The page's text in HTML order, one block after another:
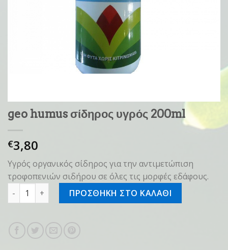
geo humus σίδηρος υγρός 200ml
€3,80
Υγρός οργανικός σίδηρος για την αντιμετώπιση
τροφοπενιών σιδήρου σε όλες τις μορφές εδάφους.
geo humus σίδηρος υγρός 200ml ποσότητα
ΠΡΟΣΘΗΚΗ ΣΤΟ ΚΑΛΑΘΙ